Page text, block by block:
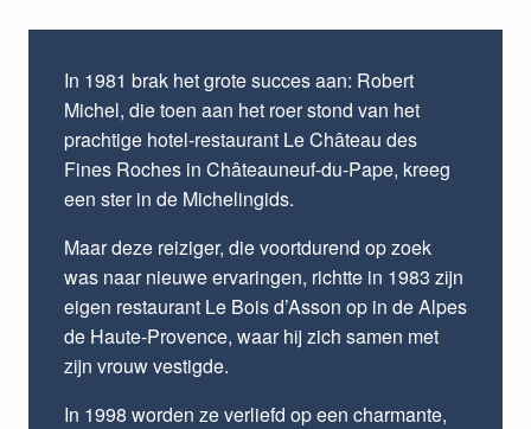
In 1981 brak het grote succes aan: Robert
Michel, die toen aan het roer stond van het
prachtige hotel-restaurant Le Château des
Fines Roches in Châteauneuf-du-Pape, kreeg
een ster in de Michelingids.
Maar deze reiziger, die voortdurend op zoek
was naar nieuwe ervaringen, richtte in 1983 zijn
eigen restaurant Le Bois d’Asson op in de Alpes
de Haute-Provence, waar hij zich samen met
zijn vrouw vestigde.
In 1998 worden ze verliefd op een charmante,